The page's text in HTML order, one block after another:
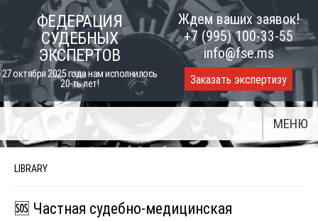
content
ФЕДЕРАЦИЯ
СУДЕБНЫХ
ЭКСПЕРТОВ
27 октября 2025 года нам исполнилось
20-ть лет!
Ждем ваших заявок!
+7 (995) 100-33-55
info@fse.ms
Заказать экспертизу
МЕНЮ
LIBRARY
🆘 Частная судебно-медицинская